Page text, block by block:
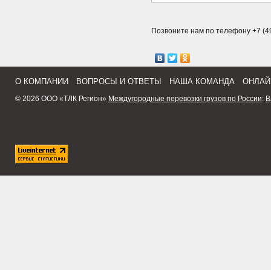
Позвоните нам по телефону +7
О КОМПАНИИ ВОПРОСЫ И ОТВЕТЫ НАША КОМАНДА
© 2026 ООО «ТЛК Регион» Междугородные перевозки грузов по России: